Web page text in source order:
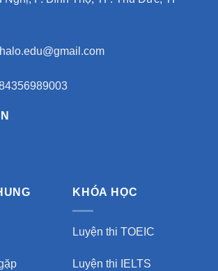
KHÓA HỌC
Luyện thi TOEIC
Luyện thi IELTS